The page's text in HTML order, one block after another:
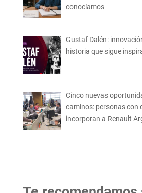
conocíamos
Gustaf Dalén:
historia que sigue
Cinco nuevas
caminos: personas con
incorporan a Renault